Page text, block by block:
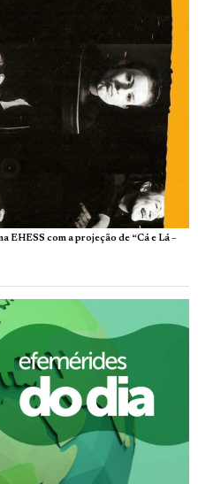
EHESS com a projeção de “Cá e Lá –